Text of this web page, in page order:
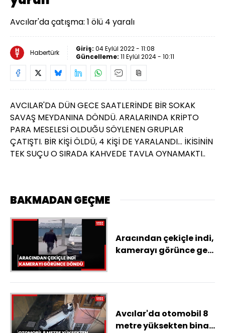
Avcılar'da çatışma: 1 ölü 4 yaralı
Habertürk Giriş: 04 Eylül 2022 - 11:08
Güncelleme: 11 Eylül 2024 - 10:11
AVCILAR'DA DÜN GECE SAATLERİNDE BİR SOKAK
SAVAŞ MEYDANINA DÖNDÜ. ARALARINDA KRİPTO
PARA MESELESİ OLDUĞU SÖYLENEN GRUPLAR
ÇATIŞTI. BİR KİŞİ ÖLDÜ, 4 KİŞİ DE YARALANDI... İKİSİNİN
TEK SUÇU O SIRADA KAHVEDE TAVLA OYNAMAKTI..
BAKMADAN GEÇME
Aracından çekiçle indi,
kamerayı görünce geri
Avcılar'da otomobil 8
metre yüksekten bina